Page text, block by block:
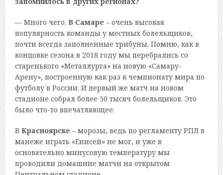
— Много чего. В Самаре – очень высокая
популярность команды у местных болельщиков,
почти всегда заполненные трибуны. Помню, как в
концовке сезона в 2018 году мы перебрались со
старенького «Металлурга» на новую «Самару-
Арену», построенную как раз к чемпионату мира по
футболу в России. И первый же матч на новом
стадионе собрал более 50 тысяч болельщиков. Это
было что-то впечатляющее.
В Красноярске – морозы, ведь по регламенту РПЛ в
манеже играть «Енисей» не мог, и уже в
основательно минусовую температуру мы
проводили домашние матчи на открытом